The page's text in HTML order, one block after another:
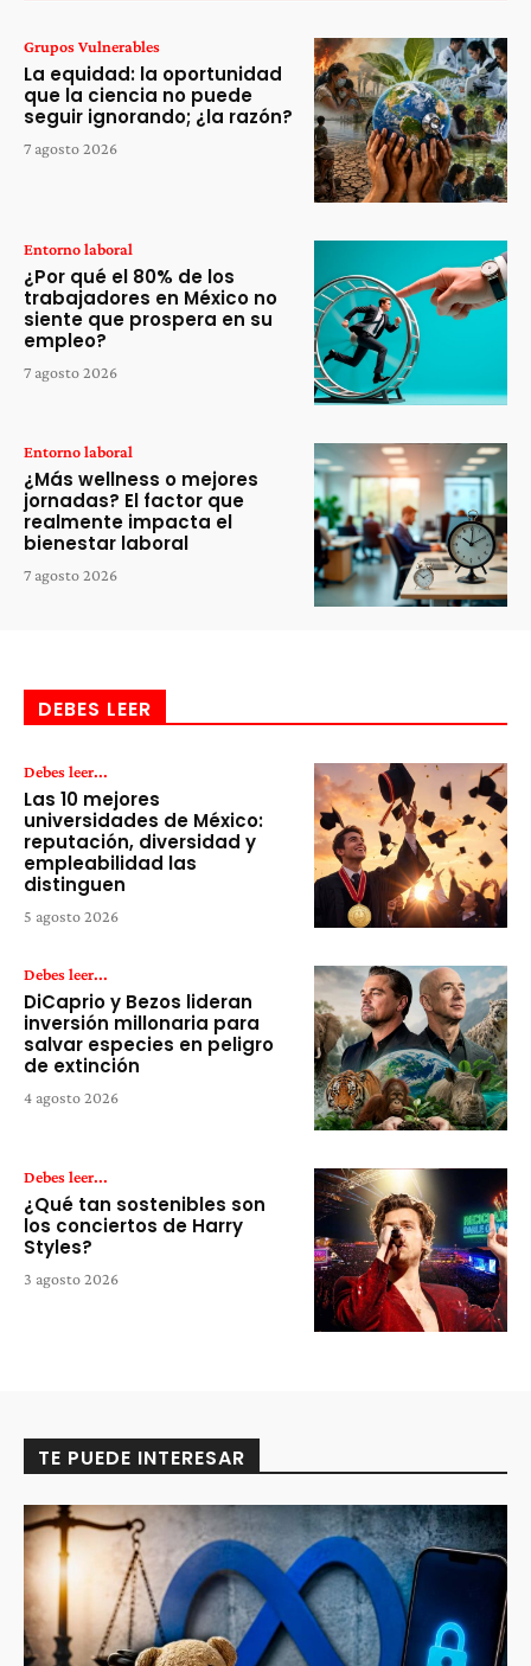
Grupos Vulnerables
La equidad: la oportunidad
que la ciencia no puede
seguir ignorando; ¿la razón?
7 agosto 2026
Entorno laboral
¿Por qué el 80% de los
trabajadores en México no
siente que prospera en su
empleo?
7 agosto 2026
Entorno laboral
¿Más wellness o mejores
jornadas? El factor que
realmente impacta el
bienestar laboral
7 agosto 2026
DEBES LEER
Debes leer...
Las 10 mejores
universidades de México:
reputación, diversidad y
empleabilidad las
distinguen
5 agosto 2026
Debes leer...
DiCaprio y Bezos lideran
inversión millonaria para
salvar especies en peligro
de extinción
4 agosto 2026
Debes leer...
¿Qué tan sostenibles son
los conciertos de Harry
Styles?
3 agosto 2026
TE PUEDE INTERESAR